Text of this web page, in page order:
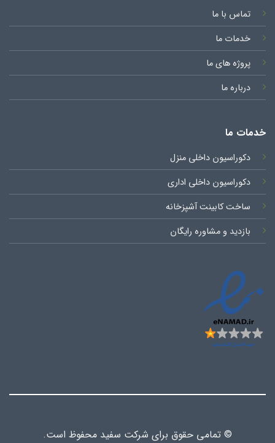
تماس با ما
خدمات ما
پروژه های ما
درباره ما
خدمات ما
دکوراسیون داخلی منزل
دکوراسیون داخلی اداری
ساخت کابینت آشپزخانه
بازدید و مشاوره رایگان
© تمامی حقوق برای شرکت سفید محفوظ است.